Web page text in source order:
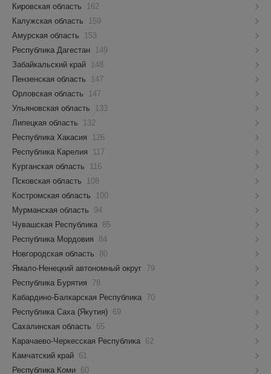
Кировская область
162
Калужская область
159
Амурская область
153
Республика Дагестан
149
Забайкальский край
148
Пензенская область
147
Орловская область
147
Ульяновская область
133
Липецкая область
132
Республика Хакасия
126
Республика Карелия
117
Курганская область
116
Псковская область
108
Костромская область
100
Мурманская область
94
Чувашская Республика 85
Республика Мордовия
84
Новгородская область
80
Ямало-Ненецкий автономный округ 79
Республика Бурятия
78
Кабардино-Балкарская Республика 70
Республика Саха (Якутия) 69
Сахалинская область
65
Карачаево-Черкесская Республика 62
Камчатский край 61
Республика Коми 60